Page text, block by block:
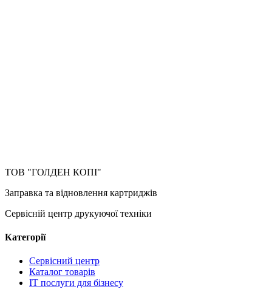
ТОВ "ГОЛДЕН КОПІ"
Заправка та відновлення картриджів
Сервісній центр друкуючої техніки
Категорії
Сервісний центр
Каталог товарів
IT послуги для бізнесу